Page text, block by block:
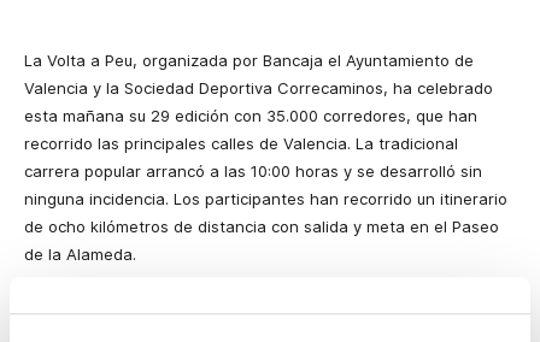
La Volta a Peu, organizada por Bancaja el Ayuntamiento de
Valencia y la Sociedad Deportiva Correcaminos, ha celebrado
esta mañana su 29 edición con 35.000 corredores, que han
recorrido las principales calles de Valencia. La tradicional
carrera popular arrancó a las 10:00 horas y se desarrolló sin
ninguna incidencia. Los participantes han recorrido un itinerario
de ocho kilómetros de distancia con salida y meta en el Paseo
de la Alameda.